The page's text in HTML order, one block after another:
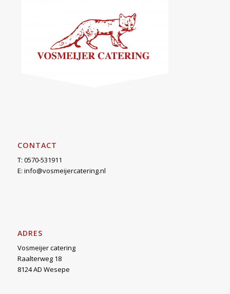
CONTACT
T: 0570-531911
E: info@vosmeijercatering.nl
ADRES
Vosmeijer catering
Raalterweg 18
8124 AD Wesepe